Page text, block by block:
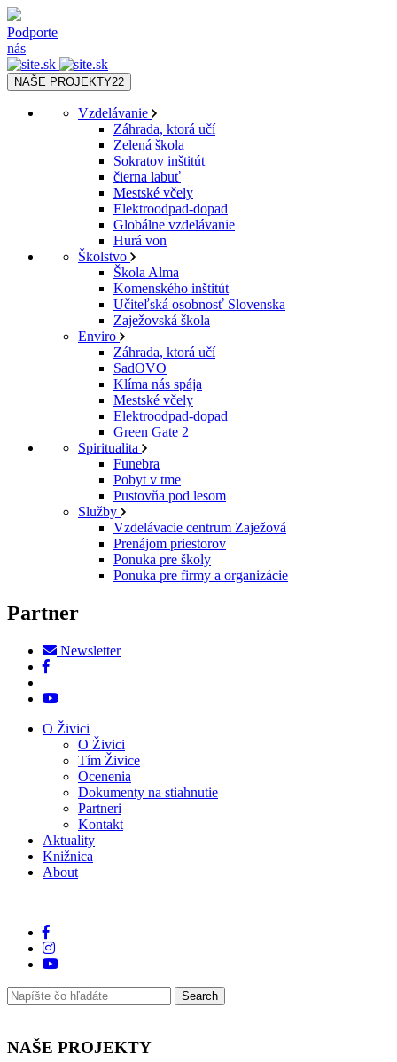
Podporte
nás
NAŠE PROJEKTY22
Vzdelávanie
Záhrada, ktorá učí
Zelená škola
Sokratov inštitút
čierna labuť
Mestské včely
Elektroodpad-dopad
Globálne vzdelávanie
Hurá von
Školstvo
Škola Alma
Komenského inštitút
Učiteľská osobnosť Slovenska
Zaježovská škola
Enviro
Záhrada, ktorá učí
SadOVO
Klíma nás spája
Mestské včely
Elektroodpad-dopad
Green Gate 2
Spiritualita
Funebra
Pobyt v tme
Pustovňa pod lesom
Služby
Vzdelávacie centrum Zaježová
Prenájom priestorov
Ponuka pre školy
Ponuka pre firmy a organizácie
Partner
Newsletter
O Živici
O Živici
Tím Živice
Ocenenia
Dokumenty na stiahnutie
Partneri
Kontakt
Aktuality
Knižnica
About
NAŠE PROJEKTY